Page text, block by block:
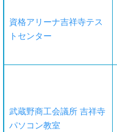
資格アリーナ吉祥寺テス
トセンター
武蔵野商工会議所 吉祥寺
パソコン教室